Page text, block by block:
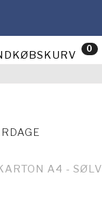
0
A4 - SØLV